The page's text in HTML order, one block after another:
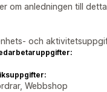
om anledningen till
och
Webbshop